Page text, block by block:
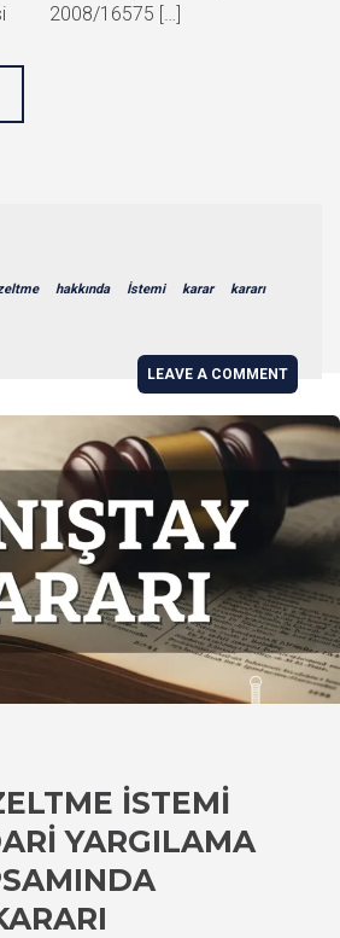
2008/16575 […]
hakkında İstemi karar kararı
LEAVE A COMMENT
İSTEMI
YARGILAMA